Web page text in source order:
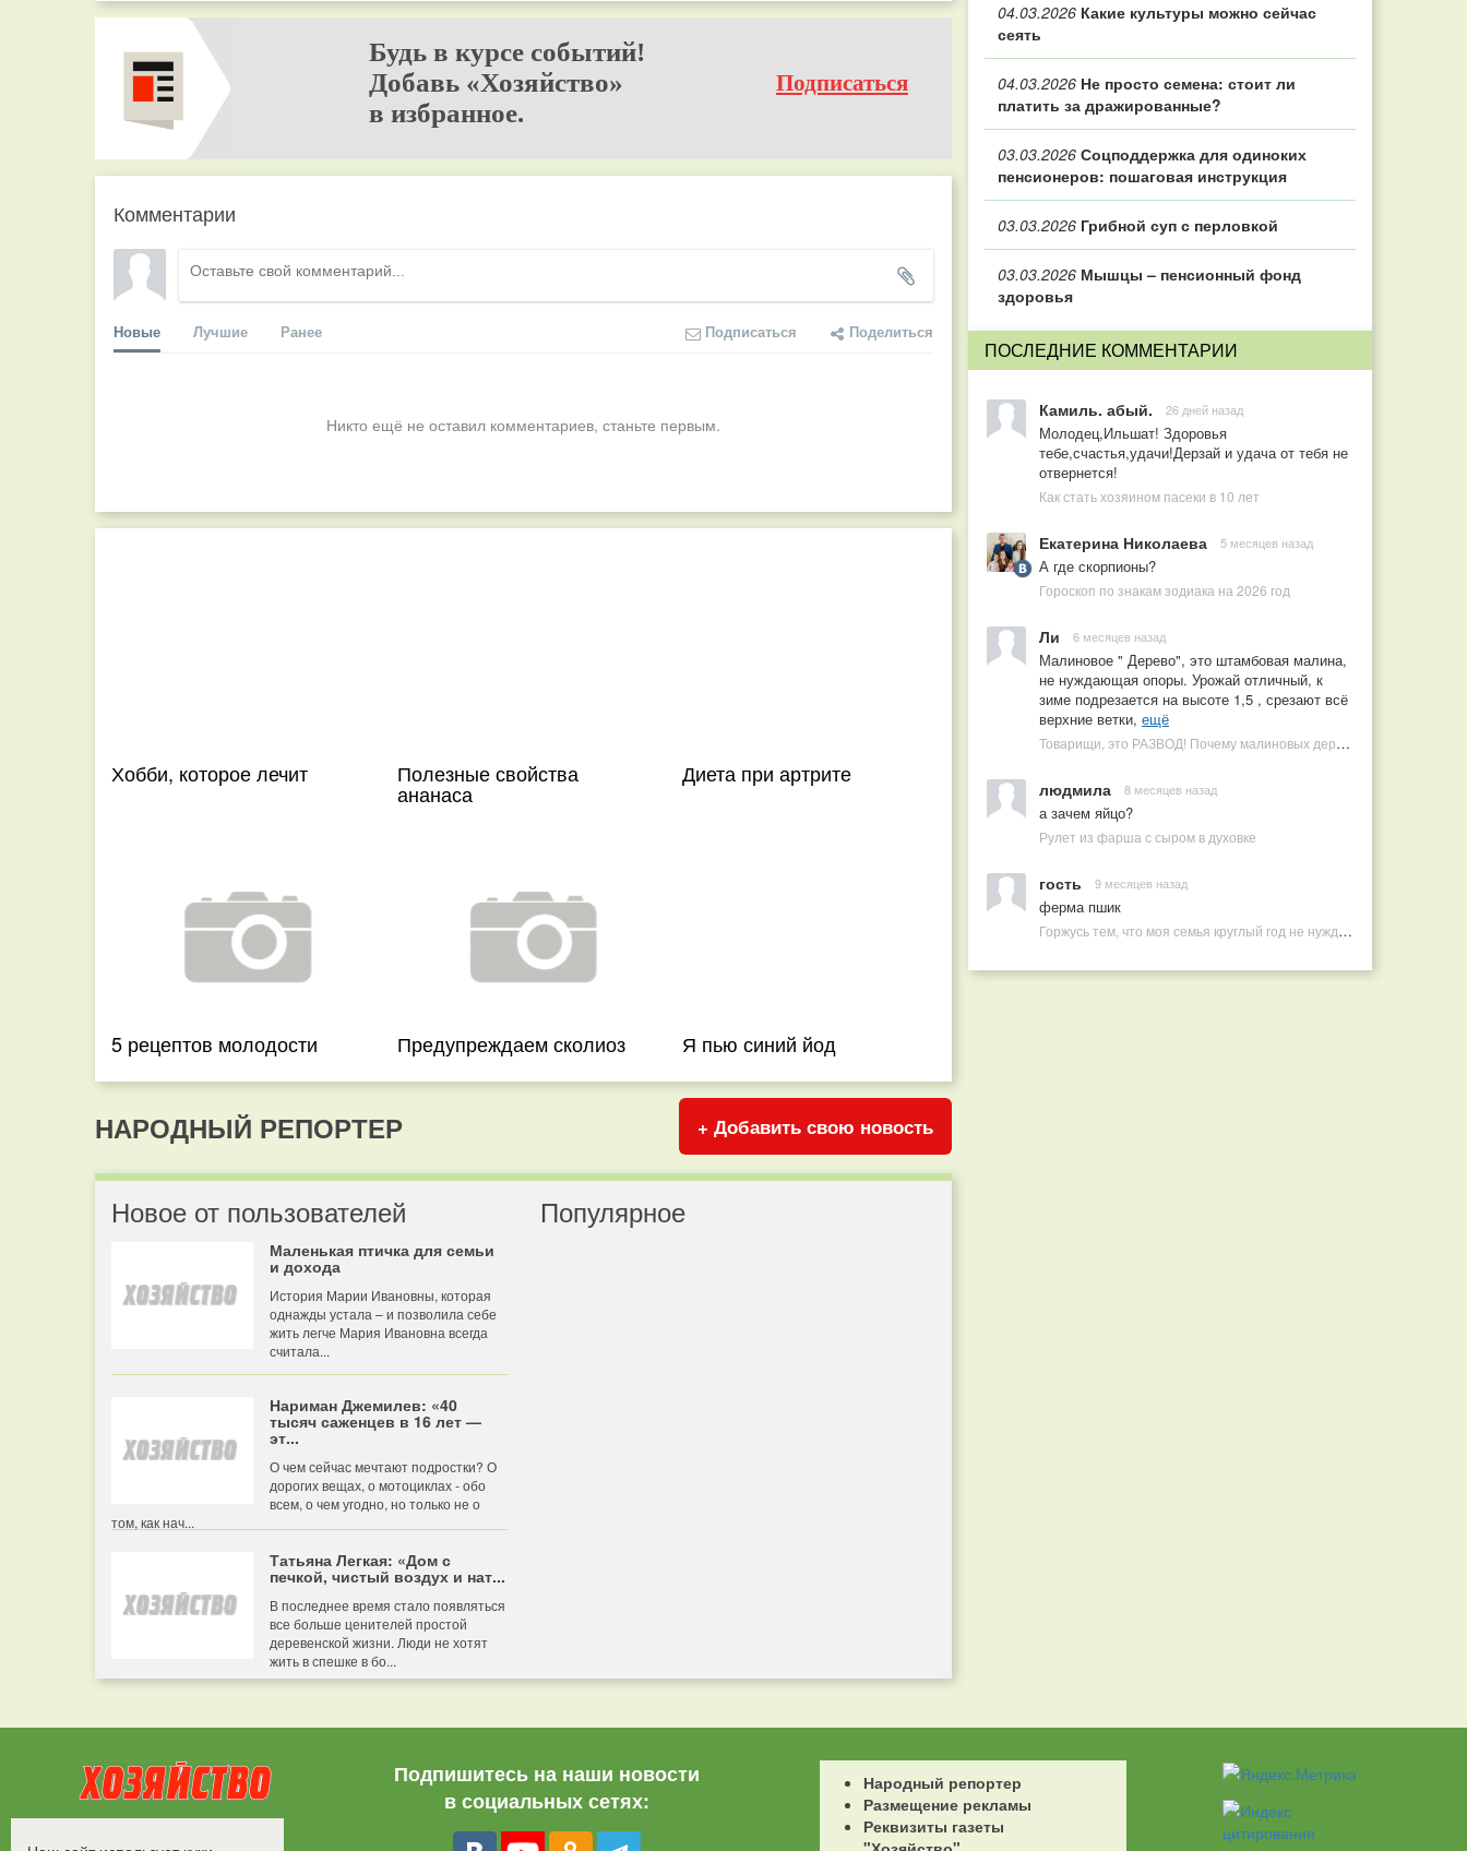
Будь в курсе событий!
Добавь «Хозяйство»
в избранное.
Подписаться
Комментарии
Новые Лучшие Ранее Подписаться Поделиться
Никто ещё не оставил комментариев, станьте первым.
Хобби, которое лечит Полезные свойства
ананаса
Диета при артрите
5 рецептов молодости Предупреждаем сколиоз Я пью синий йод
НАРОДНЫЙ РЕПОРТЕР + Добавить свою новость
Новое от пользователей
Маленькая птичка для семьи
и дохода
История Марии Ивановны, которая
однажды устала – и позволила себе
жить легче Мария Ивановна всегда
считала...
Нариман Джемилев: «40
тысяч саженцев в 16 лет —
эт...
О чем сейчас мечтают подростки? О
дорогих вещах, о мотоциклах - обо
всем, о чем угодно, но только не о
том, как нач...
Татьяна Легкая: «Дом с
печкой, чистый воздух и нат...
В последнее время стало появляться
все больше ценителей простой
деревенской жизни. Люди не хотят
жить в спешке в бо...
Популярное
04.03.2026 Какие культуры можно сейчас
сеять
04.03.2026 Не просто семена: стоит ли
платить за дражированные?
03.03.2026 Соцподдержка для одиноких
пенсионеров: пошаговая инструкция
03.03.2026 Грибной суп с перловкой
03.03.2026 Мышцы – пенсионный фонд
здоровья
ПОСЛЕДНИЕ КОММЕНТАРИИ
Камиль. абый. 26 дней назад
Молодец,Ильшат! Здоровья
тебе,счастья,удачи!Дерзай и удача от тебя не
отвернется!
Как стать хозяином пасеки в 10 лет
Екатерина Николаева 5 месяцев назад
А где скорпионы?
Гороскоп по знакам зодиака на 2026 год
Ли 6 месяцев назад
Малиновое " Дерево", это штамбовая малина,
не нуждающая опоры. Урожай отличный, к
зиме подрезается на высоте 1,5 , срезают всё
верхние ветки, ещё
Товарищи, это РАЗВОД! Почему малиновых деревьев не бывает, или Как ушлые продавцы наживаются на мечтах садоводов
людмила 8 месяцев назад
а зачем яйцо?
Рулет из фарша с сыром в духовке
гость 9 месяцев назад
ферма пшик
Горжусь тем, что моя семья круглый год не нуждается в покупных витаминах
Все права защищены.
Подпишитесь на наши новости
в социальных сетях:
Народный репортер
Размещение рекламы
Реквизиты газеты